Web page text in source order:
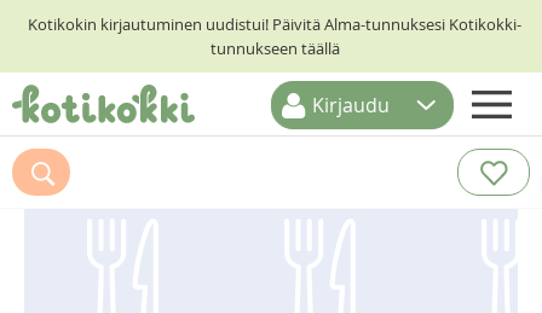
Kotikokin kirjautuminen uudistui! Päivitä Alma-tunnuksesi Kotikokki-
tunnukseen täällä
ETUSIVU
RESEPTIHAKU
Kirjaudu
Suosittelemme myös